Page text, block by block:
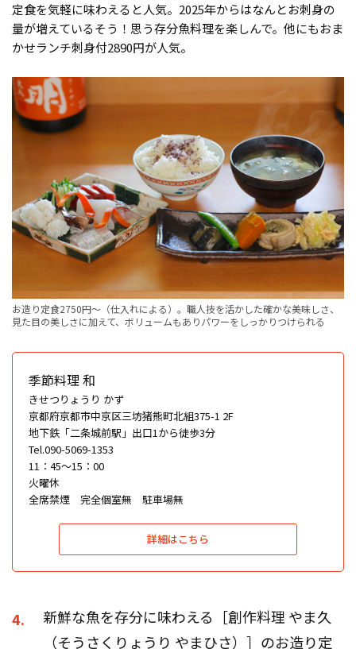
定食を気軽に味わえると人気。2025年からはなんとお刺身の
量が増えているそう！思う存分魚料理を楽しんで。他にもおま
かせランチ刺身付2890円が人気。
お造り定食2750円～（仕入れによる）。職人技を活かした確かな美味しさ、
見た目の美しさに加えて、ボリュームもありパワーをしっかりつけられる
季節料理 和
きせつりょうり かず
京都府京都市中京区三坊猪熊町北組375-1 2F
地下鉄「二条城前駅」出口1から徒歩3分
Tel.090-5069-1353
11：45〜15：00
火曜休
全席禁煙 完全個室無 駐車場無
詳細はこちら
4.
新鮮な魚を存分に味わえる［創作料理 やま久
（そうさくりょうり やまひさ）］のお造り定